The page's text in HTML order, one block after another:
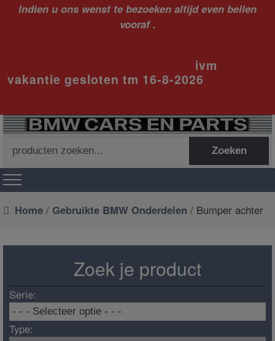
Indien u ons wenst te bezoeken altijd even bellen
vooraf .
ivm
vakantie gesloten tm 16-8-2026
naar:
Zoeken
Home / Gebruikte BMW Onderdelen / Bumper achter
Zoek je product
Serie:
Type: